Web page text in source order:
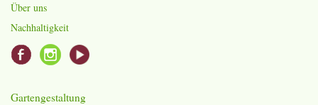
Über uns
Nachhaltigkeit
Gartengestaltung